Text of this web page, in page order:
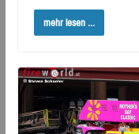
mehr lesen ...